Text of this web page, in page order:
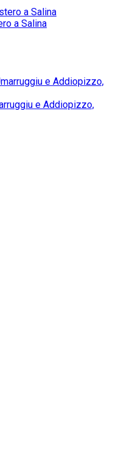
a Salina
e Addiopizzo,